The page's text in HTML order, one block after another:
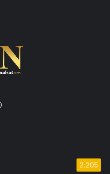
WhatsApp
2.205